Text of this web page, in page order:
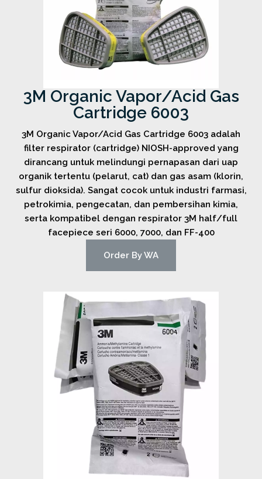
3M Organic Vapor/Acid Gas
Cartridge 6003
3M Organic Vapor/Acid Gas Cartridge 6003 adalah
filter respirator (cartridge) NIOSH-approved yang
dirancang untuk melindungi pernapasan dari uap
organik tertentu (pelarut, cat) dan gas asam (klorin,
sulfur dioksida). Sangat cocok untuk industri farmasi,
petrokimia, pengecatan, dan pembersihan kimia,
serta kompatibel dengan respirator 3M half/full
facepiece seri 6000, 7000, dan FF-400
Order By WA